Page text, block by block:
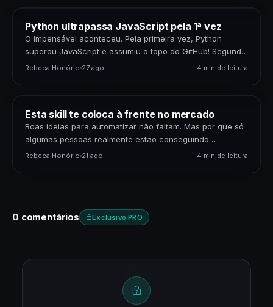
Python ultrapassa JavaScript pela 1ª vez
O impensável aconteceu. Pela primeira vez, Python
superou JavaScript e assumiu o topo do GitHub! Segundo
o relatório The State of the Octoverse 2024, o
Rebeca Honório 27 ago 4 min de leitura
Esta skill te coloca à frente no mercado
Boas ideias para automatizar não faltam. Mas por que só
algumas pessoas realmente estão conseguindo
transformar isso em oportunidades e carreira? Hoje a
Rebeca Honório 21 ago 4 min de leitura
0 comentários Exclusivo PRO